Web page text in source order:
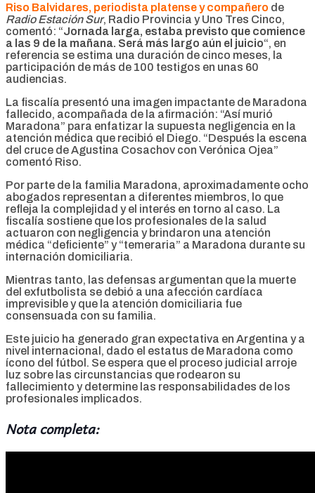
Riso Balvidares, periodista platense y compañero de
Radio Estación Sur, Radio Provincia y Uno Tres Cinco,
comentó: “Jornada larga, estaba previsto que comience
a las 9 de la mañana. Será más largo aún el juicio“, en
referencia se estima una duración de cinco meses, la
participación de más de 100 testigos en unas 60
audiencias.
La fiscalía presentó una imagen impactante de Maradona
fallecido, acompañada de la afirmación: “Así murió
Maradona” para enfatizar la supuesta negligencia en la
atención médica que recibió el Diego. “Después la escena
del cruce de Agustina Cosachov con Verónica Ojea”
comentó Riso.
Por parte de la familia Maradona, aproximadamente ocho
abogados representan a diferentes miembros, lo que
refleja la complejidad y el interés en torno al caso. La
fiscalía sostiene que los profesionales de la salud
actuaron con negligencia y brindaron una atención
médica “deficiente” y “temeraria” a Maradona durante su
internación domiciliaria.
Mientras tanto, las defensas argumentan que la muerte
del exfutbolista se debió a una afección cardíaca
imprevisible y que la atención domiciliaria fue
consensuada con su familia.
Este juicio ha generado gran expectativa en Argentina y a
nivel internacional, dado el estatus de Maradona como
ícono del fútbol. Se espera que el proceso judicial arroje
luz sobre las circunstancias que rodearon su
fallecimiento y determine las responsabilidades de los
profesionales implicados.
Nota completa: